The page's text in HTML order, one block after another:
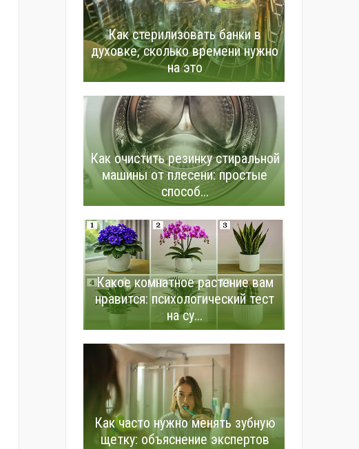
Как стерилизовать банки в
духовке, сколько времени нужно
на это
Как очистить резинку стиральной
машины от плесени: простые
способ...
Какое комнатное растение вам
нравится: психологический тест
на су...
Как часто нужно менять зубную
щетку: объяснение экспертов